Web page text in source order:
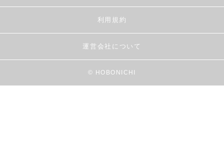
利用規約
運営会社について
© HOBONICHI